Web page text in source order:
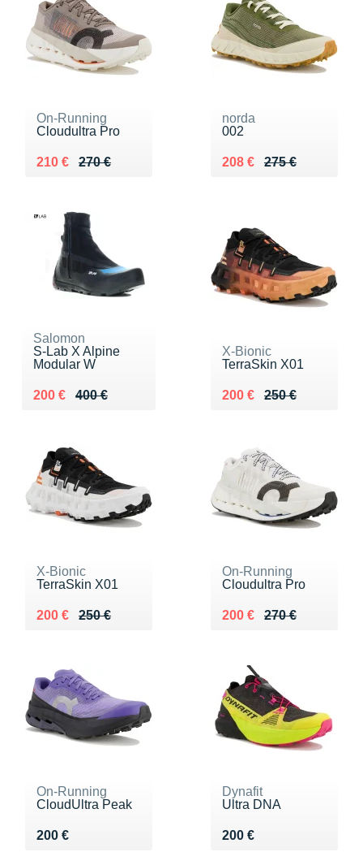
On-Running
Cloudultra Pro
270 €
Au lieu de 270 €
210 €
Vendu 210 €
norda
002
275 €
Au lieu de 275 €
208 €
Vendu 208 €
Salomon
S-Lab X Alpine
Modular W
400 €
Au lieu de 400 €
200 €
Vendu 200 €
X-Bionic
TerraSkin X01
250 €
Au lieu de 250 €
200 €
Vendu 200 €
X-Bionic
TerraSkin X01
250 €
Au lieu de 250 €
200 €
Vendu 200 €
On-Running
Cloudultra Pro
270 €
Au lieu de 270 €
200 €
Vendu 200 €
On-Running
CloudUltra Peak
200 €
Vendu 200 €
Dynafit
Ultra DNA
200 €
Vendu 200 €